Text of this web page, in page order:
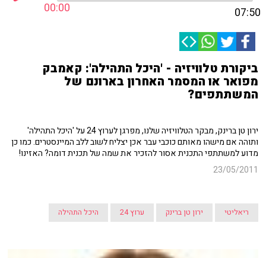
00:00 07:50
ביקורת טלוויזיה - 'היכל התהילה': קאמבק
מפואר או המסמר האחרון בארונם של
המשתתפים?
ירון טן ברינק, מבקר הטלוויזיה שלנו, מפרגן לערוץ 24 על 'היכל התהילה'
ותוהה אם מישהו מאותם כוכבי עבר אכן יצליח לשוב ללב המיינסטרים. כמו כן
מדוע למשתתפי התכנית אסור להזכיר את שמה של תכנית דומה? האזינו!
23/05/2011
ריאליטי ירון טן ברינק ערוץ 24 היכל התהילה